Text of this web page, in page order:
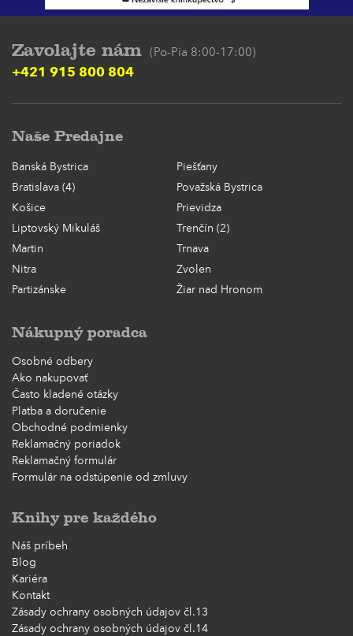
Zavolajte nám (Po-Pia 8:00-17:00)
+421 915 800 804
Naše Predajne
Banská Bystrica
Piešťany
Bratislava (4)
Považská Bystrica
Košice
Prievidza
Liptovský Mikuláš
Trenčín (2)
Martin
Trnava
Nitra
Zvolen
Partizánske
Žiar nad Hronom
Nákupný poradca
Osobné odbery
Ako nakupovať
Často kladené otázky
Platba a doručenie
Obchodné podmienky
Reklamačný poriadok
Reklamačný formulár
Formulár na odstúpenie od zmluvy
Knihy pre každého
Náš príbeh
Blog
Kariéra
Kontakt
Zásady ochrany osobných údajov čl.13
Zásady ochrany osobných údajov čl.14